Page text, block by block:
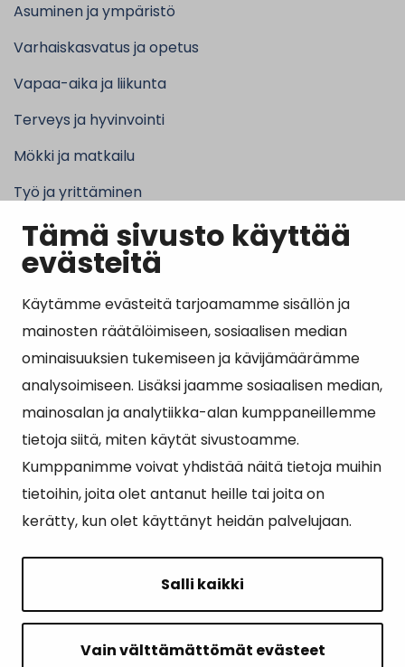
Tämä sivusto käyttää
evästeitä
Käytämme evästeitä tarjoamamme sisällön ja
mainosten räätälöimiseen, sosiaalisen median
ominaisuuksien tukemiseen ja kävijämäärämme
analysoimiseen. Lisäksi jaamme sosiaalisen median,
mainosalan ja analytiikka-alan kumppaneillemme
tietoja siitä, miten käytät sivustoamme.
Kumppanimme voivat yhdistää näitä tietoja muihin
tietoihin, joita olet antanut heille tai joita on
kerätty, kun olet käyttänyt heidän palvelujaan.
Salli kaikki
Vain välttämättömät evästeet
Asuminen ja ympäristö
Varhaiskasvatus ja opetus
Vapaa-aika ja liikunta
Terveys ja hyvinvointi
Mökki ja matkailu
Työ ja yrittäminen
Kunta ja hallinto
Suosituimmat sivut
Esityslistat, pöytäkirjat, viranhaltijapäätökset ja
kuulutukset
Tietoa ja ohjeistusta koronavirukseen liittyen
Asiointipiste
Sähköinen asiointi
Yhteydenotto
Tilavaraus